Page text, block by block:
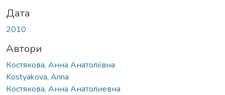
Дата
2010
Автори
Костякова, Анна Анатоліївна
Kostyakova, Anna
Костякова, Анна Анатолиевна